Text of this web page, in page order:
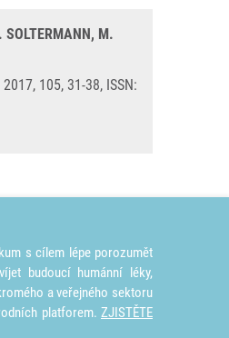
SOLTERMANN, M.
105, 31-38, ISSN:
s cílem lépe porozumět
budoucí humánní léky,
a veřejného sektoru
platforem. ZJISTĚTE